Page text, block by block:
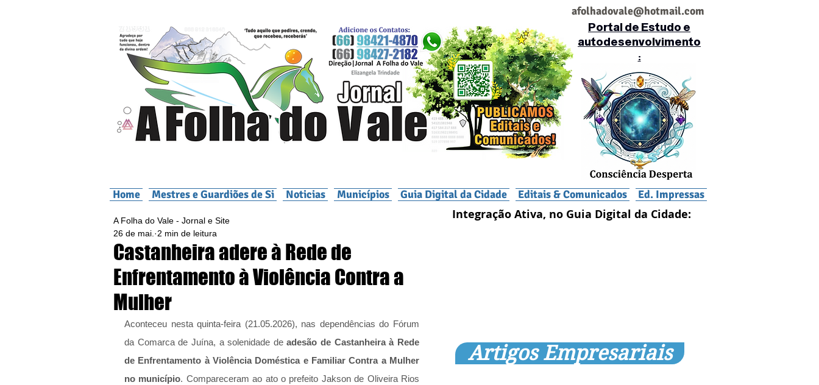
afolhadovale@hotmail.com
Portal de Estudo e
autodesenvolvimento
:
Home Mestres e Guardiões de Si Noticias Municípios Guia Digital da Cidade Editais & Comunicados Ed. Impressas
Castanheira adere à Rede de
Enfrentamento à Violência Contra a
Mulher
A Folha do Vale - Jornal e Site
26 de mai.
2 min de leitura
Aconteceu nesta quinta-feira (21.05.2026), nas dependências do Fórum
da Comarca de Juína, a solenidade de adesão de Castanheira à Rede
de Enfrentamento à Violência Doméstica e Familiar Contra a Mulher
no município. Compareceram ao ato o prefeito Jakson de Oliveira Rios
Integração Ativa, no Guia Digital da Cidade:
Artigos Empresariais